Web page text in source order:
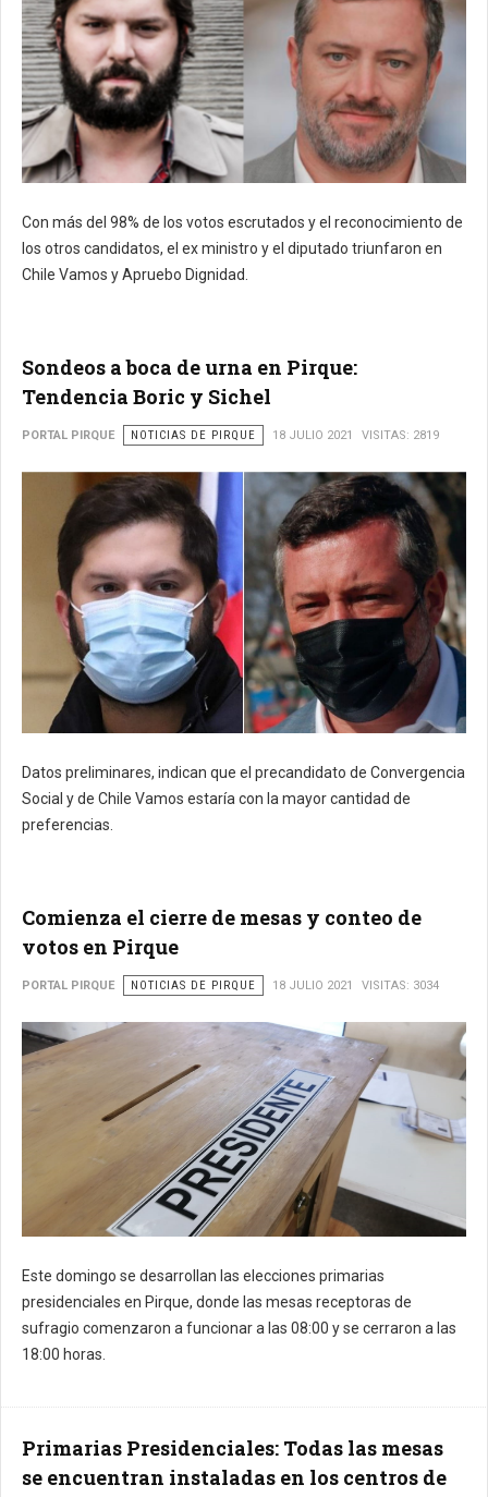
Con más del 98% de los votos escrutados y el reconocimiento de
los otros candidatos, el ex ministro y el diputado triunfaron en
Chile Vamos y Apruebo Dignidad.
Sondeos a boca de urna en Pirque:
Tendencia Boric y Sichel
PORTAL PIRQUE NOTICIAS DE PIRQUE 18 JULIO 2021 VISITAS: 2819
Datos preliminares, indican que el precandidato de Convergencia
Social y de Chile Vamos estaría con la mayor cantidad de
preferencias.
Comienza el cierre de mesas y conteo de
votos en Pirque
PORTAL PIRQUE NOTICIAS DE PIRQUE 18 JULIO 2021 VISITAS: 3034
Este domingo se desarrollan las elecciones primarias
presidenciales en Pirque, donde las mesas receptoras de
sufragio comenzaron a funcionar a las 08:00 y se cerraron a las
18:00 horas.
Primarias Presidenciales: Todas las mesas
se encuentran instaladas en los centros de